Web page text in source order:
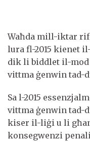
Waħda mill-iktar
lura fl-2015 kienet
dik li biddlet il-
vittma ġenwin tad-
Sa l-2015
vittma ġenwin tad-
kiser il-liġi u li
konsegwenzi